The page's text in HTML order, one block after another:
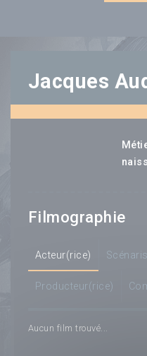
Jacques
Filmographie
Acteur(rice)
Producteur(rice)
Aucun film trouvé...